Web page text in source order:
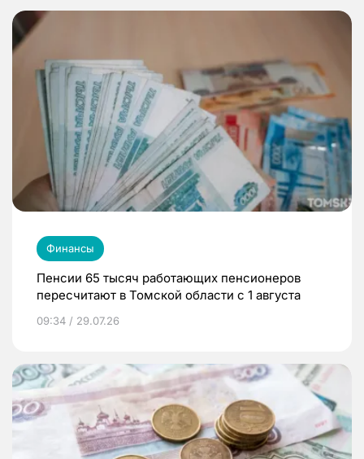
Финансы
Пенсии 65 тысяч работающих пенсионеров
пересчитают в Томской области с 1 августа
09:34 / 29.07.26